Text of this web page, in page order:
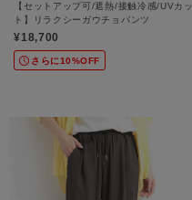
【セットアップ可/遮熱/接触冷感/UVカッ
ト】リラクシーガウチョパンツ
¥18,700
さらに10%OFF